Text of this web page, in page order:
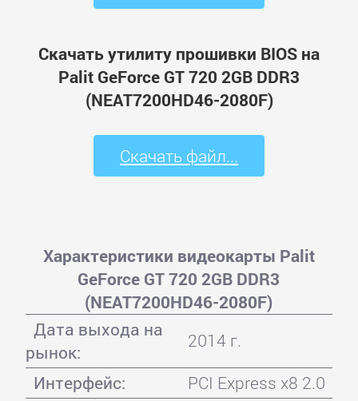
Скачать утилиту прошивки BIOS на
Palit GeForce GT 720 2GB DDR3
(NEAT7200HD46-2080F)
Скачать файл...
Характеристики видеокарты Palit
GeForce GT 720 2GB DDR3
(NEAT7200HD46-2080F)
Дата выхода на
рынок:
2014 г.
Интерфейс:
PCI Express x8 2.0